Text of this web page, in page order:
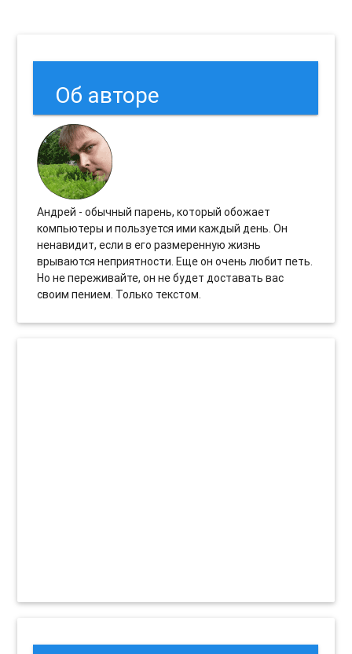
Об авторе
Андрей - обычный парень, который обожает
компьютеры и пользуется ими каждый день. Он
ненавидит, если в его размеренную жизнь
врываются неприятности. Еще он очень любит петь.
Но не переживайте, он не будет доставать вас
своим пением. Только текстом.